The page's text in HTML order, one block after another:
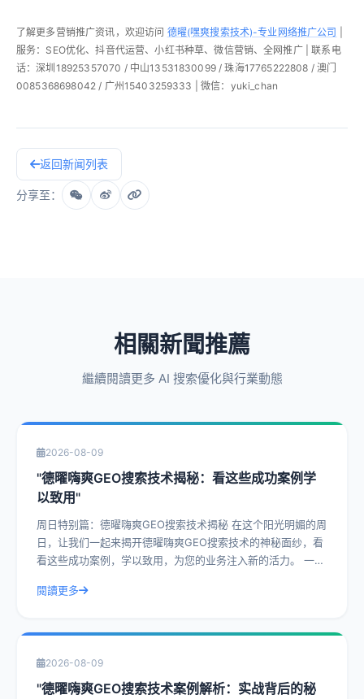
了解更多营销推广资讯，欢迎访问 德曜(嘿爽搜索技术)-专业网络推广公司
服务：SEO优化、抖音代运营、小红书种草、微信营销、全网推广 | 联系电
话：深圳18925357070 / 中山13531830099 / 珠海17765222808 / 澳门
0085368698042 / 广州15403259333 | 微信：yuki_chan
返回新闻列表
分享至：
相關新聞推薦
繼續閱讀更多 AI 搜索優化與行業動態
2026-08-09
"德曜嗨爽GEO搜索技术揭秘：看这些成功案例学
以致用"
周日特别篇：德曜嗨爽GEO搜索技术揭秘 在这个阳光明媚的周
日，让我们一起来揭开德曜嗨爽GEO搜索技术的神秘面纱，看
看这些成功案例，学以致用，为您的业务注入新的活力。 一、
閱讀更多
2026-08-09
"德曜嗨爽GEO搜索技术案例解析：实战背后的秘